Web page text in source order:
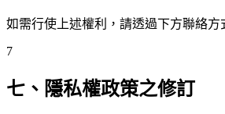
如需行使上述權利，請透過下方聯絡方
7
七、隱私權政策之修訂